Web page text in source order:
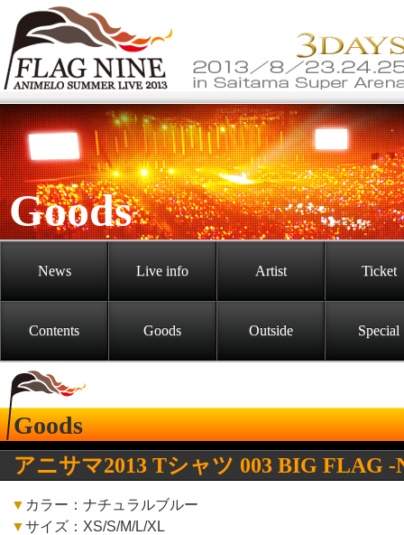
Goods
News Live info Artist Ticket
Contents Goods Outside Special
Goods
アニサマ2013 Tシャツ 003 BIG FLAG -
▼ カラー：ナチュラルブルー
▼サイズ：XS/S/M/L/XL